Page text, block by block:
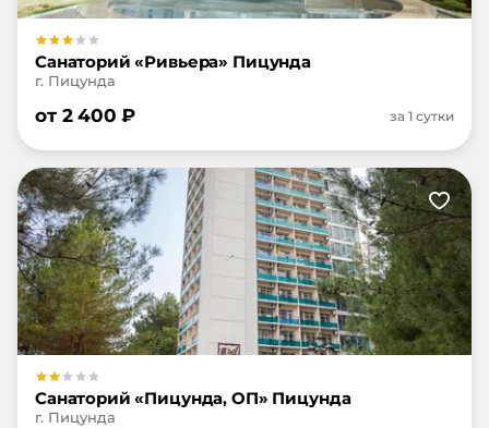
Санаторий «Ривьера» Пицунда
г. Пицунда
от 2 400 ₽ за 1 сутки
Санаторий «Пицунда, ОП» Пицунда
г. Пицунда